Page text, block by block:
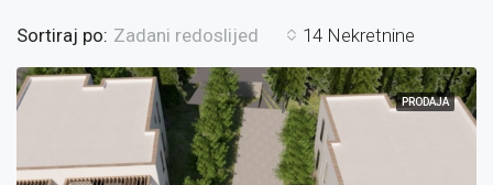
14 Nekretnine
Sortiraj po: Zadani redoslijed
PRODAJA